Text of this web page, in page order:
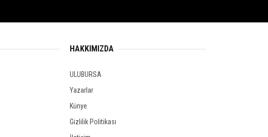
HAKKIMIZDA
ULUBURSA
Yazarlar
Künye
Gizlilik Politikası